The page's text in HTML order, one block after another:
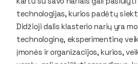
technologijas, kurios padėtų
Didžioji dalis klasterio narių yra
technologinę, eksperimentinę
įmonės ir organizacijos, kurios,